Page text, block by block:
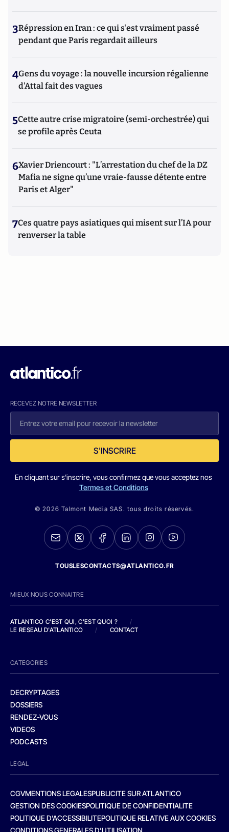
3Répression en Iran : ce qui s'est vraiment passé
pendant que Paris regardait ailleurs
4Gens du voyage : la nouvelle incursion régalienne
d'Attal fait des vagues
5Cette autre crise migratoire (semi-orchestrée) qui
se profile après Ceuta
6Xavier Driencourt : "L’arrestation du chef de la DZ
Mafia ne signe qu’une vraie-fausse détente entre
Paris et Alger"
7Ces quatre pays asiatiques qui misent sur l’IA pour
renverser la table
RECEVEZ NOTRE NEWSLETTER
S'INSCRIRE
En cliquant sur s'inscrire, vous confirmez que vous acceptez nos
Termes et Conditions
© 2026 Talmont Media SAS. tous droits réservés.
TOUSLESCONTACTS@ATLANTICO.FR
MIEUX NOUS CONNAITRE
ATLANTICO C'EST QUI, C'EST QUOI ?
/
LE RESEAU D'ATLANTICO
/ CONTACT
CATEGORIES
DECRYPTAGES
DOSSIERS
RENDEZ-VOUS
VIDEOS
PODCASTS
LEGAL
CGVMENTIONS LEGALESPUBLICITE SUR ATLANTICO
GESTION DES COOKIESPOLITIQUE DE CONFIDENTIALITE
POLITIQUE D’ACCESSIBILITEPOLITIQUE RELATIVE AUX COOKIES
CONDITIONS GENERALES D’UTILISATION